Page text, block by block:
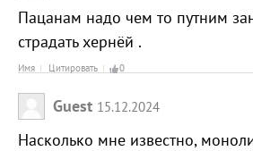
Пацанам надо чем то путним
страдать хернёй .
Имя Цитировать 0
Guest 15.12.2024
Насколько мне известно,